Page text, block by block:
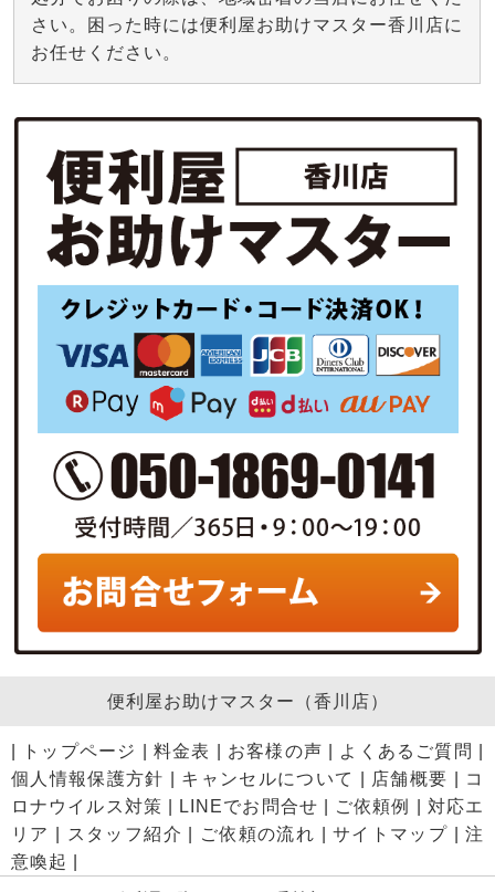
さい。困った時には便利屋お助けマスター香川店に
お任せください。
便利屋お助けマスター（香川店）
トップページ 料金表 お客様の声 よくあるご質問
個人情報保護方針
キャンセルについて 店舗概要
コ
ロナウイルス対策
LINEでお問合せ ご依頼例
対応エ
リア
スタッフ紹介 ご依頼の流れ サイトマップ |注
意喚起